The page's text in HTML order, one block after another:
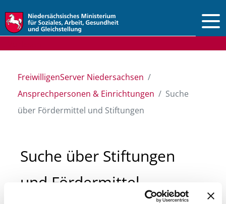
FreiwilligenServer Niedersachsen
Ansprechpersonen & Einrichtungen
Suche
über Fördermittel und Stiftungen
Suche über Stiftungen
und Fördermittel